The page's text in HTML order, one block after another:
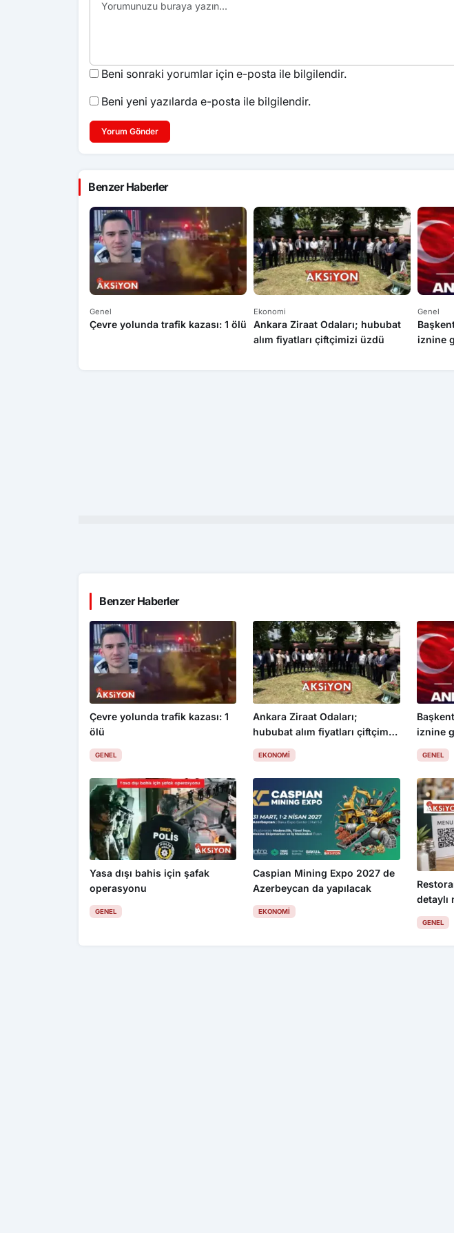
Beni sonraki yorumlar için e-posta ile bilgilendir.
Beni yeni yazılarda e-posta ile bilgilendir.
Yorum Gönder
Benzer Haberler
Genel
Çevre yolunda trafik kazası: 1 ölü
Ekonomi
Ankara Ziraat Odaları; hububat
alım fiyatları çiftçimizi üzdü
Genel
iznine
Benzer Haberler
Çevre yolunda trafik kazası: 1
ölü
GENEL
Ankara Ziraat Odaları;
hububat alım fiyatları çiftçimizi
üzdü
EKONOMI
iznine
GENEL
Yasa dışı bahis için şafak
operasyonu
GENEL
Caspian Mining Expo 2027 de
Azerbeycan da yapılacak
EKONOMI
detaylı
GENEL